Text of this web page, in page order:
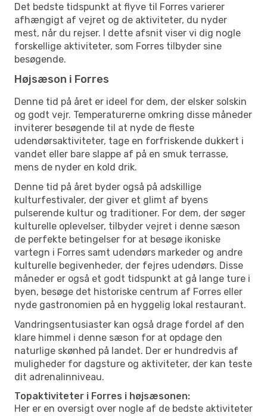
Det bedste tidspunkt at flyve til Forres varierer
afhængigt af vejret og de aktiviteter, du nyder
mest, når du rejser. I dette afsnit viser vi dig nogle
forskellige aktiviteter, som Forres tilbyder sine
besøgende.
Højsæson i Forres
Denne tid på året er ideel for dem, der elsker solskin
og godt vejr. Temperaturerne omkring disse måneder
inviterer besøgende til at nyde de fleste
udendørsaktiviteter, tage en forfriskende dukkert i
vandet eller bare slappe af på en smuk terrasse,
mens de nyder en kold drik.
Denne tid på året byder også på adskillige
kulturfestivaler, der giver et glimt af byens
pulserende kultur og traditioner. For dem, der søger
kulturelle oplevelser, tilbyder vejret i denne sæson
de perfekte betingelser for at besøge ikoniske
vartegn i Forres samt udendørs markeder og andre
kulturelle begivenheder, der fejres udendørs. Disse
måneder er også et godt tidspunkt at gå lange ture i
byen, besøge det historiske centrum af Forres eller
nyde gastronomien på en hyggelig lokal restaurant.
Vandringsentusiaster kan også drage fordel af den
klare himmel i denne sæson for at opdage den
naturlige skønhed på landet. Der er hundredvis af
muligheder for dagsture og aktiviteter, der kan teste
dit adrenalinniveau.
Topaktiviteter i Forres i højsæsonen:
Her er en oversigt over nogle af de bedste aktiviteter